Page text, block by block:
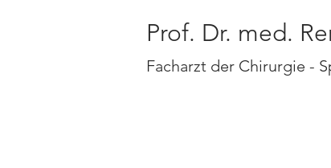
Prof. Dr. med.
Facharzt der Chirurgie -